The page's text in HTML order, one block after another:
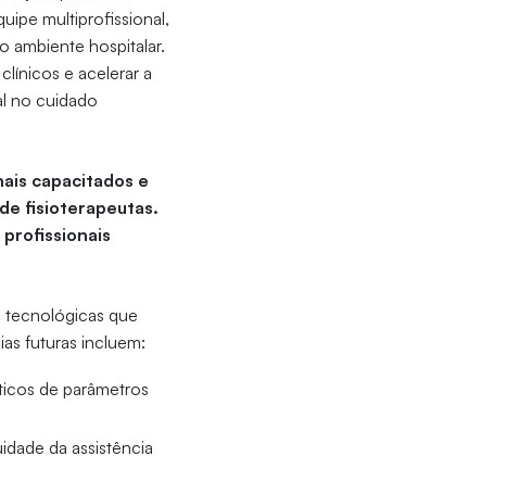
multiprofissional,
ambiente hospitalar.
e acelerar a
no cuidado
capacitados e
fisioterapeutas.
tecnológicas que
futuras incluem:
de parâmetros
da assistência